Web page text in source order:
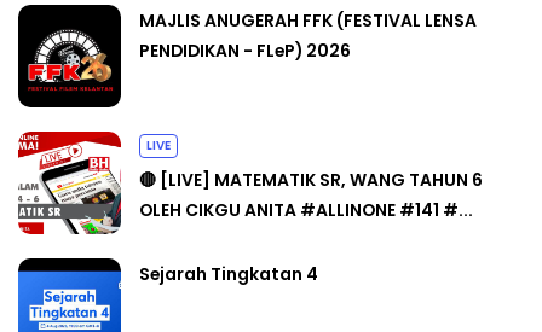
MAJLIS ANUGERAH FFK (FESTIVAL LENSA
PENDIDIKAN - FLeP) 2026
LIVE
🔴 [LIVE] MATEMATIK SR, WANG TAHUN 6
OLEH CIKGU ANITA #ALLINONE #141 #...
Sejarah Tingkatan 4